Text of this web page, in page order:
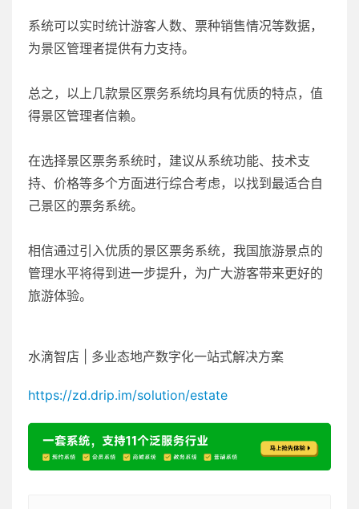
系统可以实时统计游客人数、票种销售情况等数据，
为景区管理者提供有力支持。
总之，以上几款景区票务系统均具有优质的特点，值
得景区管理者信赖。
在选择景区票务系统时，建议从系统功能、技术支
持、价格等多个方面进行综合考虑，以找到最适合自
己景区的票务系统。
相信通过引入优质的景区票务系统，我国旅游景点的
管理水平将得到进一步提升，为广大游客带来更好的
旅游体验。
水滴智店 | 多业态地产数字化一站式解决方案
https://zd.drip.im/solution/estate